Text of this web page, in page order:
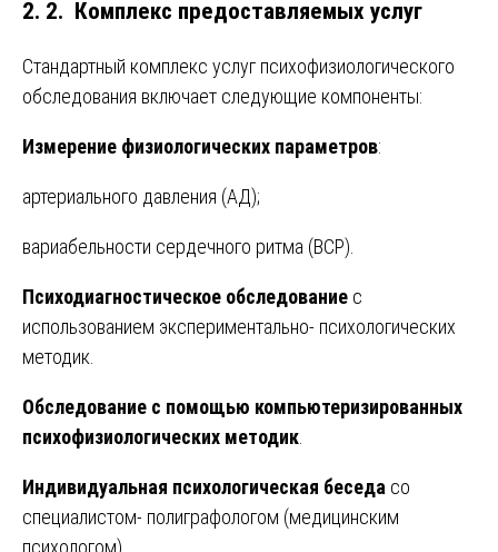
2. 2. Комплекс предоставляемых услуг
Стандартный комплекс услуг психофизиологического
обследования включает следующие компоненты:
Измерение физиологических параметров:
артериального давления (АД);
вариабельности сердечного ритма (ВСР).
Психодиагностическое обследование с
использованием экспериментально- психологических
методик.
Обследование с помощью компьютеризированных
психофизиологических методик
Индивидуальная психологическая беседа со
специалистом- полиграфологом (медицинским
психологом).